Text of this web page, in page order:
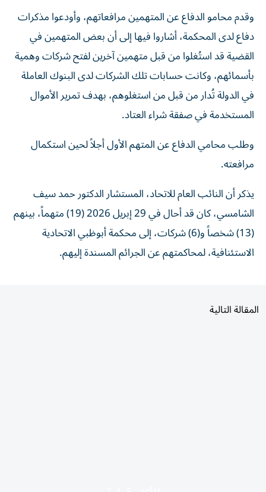
وقدم محامو الدفاع عن المتهمين مرافعاتهم، وأودعوا مذكرات
دفاع لدى المحكمة، أشاروا فيها إلى أن بعض المتهمين في
القضية قد استُغلوا من قبل متهمين آخرين لفتح شركات وهمية
بأسمائهم، وكانت حسابات تلك الشركات لدى البنوك العاملة
في الدولة تُدار من قبل من استغلوهم، بهدف تمرير الأموال
المستخدمة في صفقة شراء العتاد.
وطلب محامي الدفاع عن المتهم الأول أجلاً لحين استكمال
مرافعته.
يذكر أن النائب العام للاتحاد، المستشار الدكتور حمد سيف
الشامسي، كان قد أحال في 29 إبريل 2026 (19) متهماً، بينهم
(13) شخصاً و(6) شركات، إلى محكمة أبوظبي الاتحادية
الاستئنافية، لمحاكمتهم عن الجرائم المسندة إليهم.
المقالة التالية